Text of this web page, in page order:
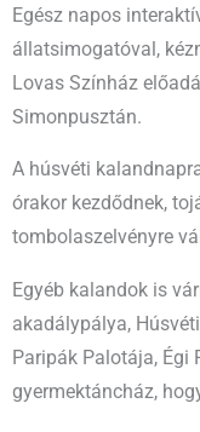
Egész napos
állatsimogatóval,
Lovas Színház
Simonpusztán.
A húsvéti
órakor kezdődnek,
tombolaszelvényre
Egyéb kalandok is
akadálypálya,
Paripák Palotája, Égi
gyermektáncház,